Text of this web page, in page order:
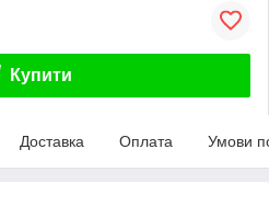
Купити
Доставка Оплата Умови